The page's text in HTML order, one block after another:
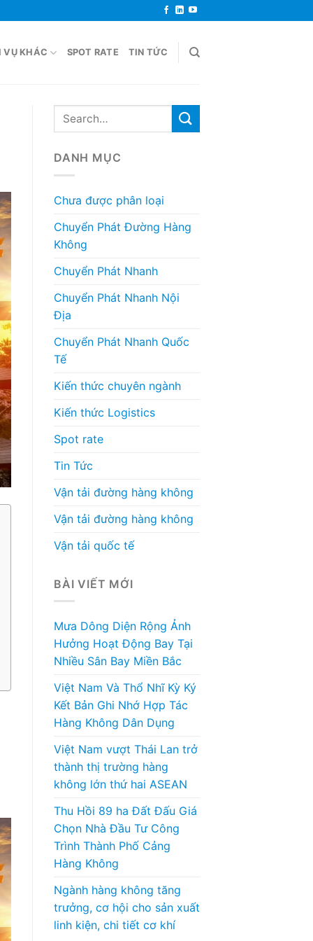
VỤ KHÁC SPOT RATE TIN TỨC
DANH MỤC
Chưa được phân loại
Chuyển Phát Đường Hàng
Không
Chuyển Phát Nhanh
Chuyển Phát Nhanh Nội
Địa
Chuyển Phát Nhanh Quốc
Tế
Kiến thức chuyên ngành
Kiến thức Logistics
Spot rate
Tin Tức
Vận tải đường hàng không
Vận tải đường hàng không
Vận tải quốc tế
BÀI VIẾT MỚI
Mưa Dông Diện Rộng Ảnh
Hưởng Hoạt Động Bay Tại
Nhiều Sân Bay Miền Bắc
Việt Nam Và Thổ Nhĩ Kỳ Ký
Kết Bản Ghi Nhớ Hợp Tác
Hàng Không Dân Dụng
Việt Nam vượt Thái Lan trở
thành thị trường hàng
không lớn thứ hai ASEAN
Thu Hồi 89 ha Đất Đấu Giá
Chọn Nhà Đầu Tư Công
Trình Thành Phố Cảng
Hàng Không
Ngành hàng không tăng
trưởng, cơ hội cho sản xuất
linh kiện, chi tiết cơ khí